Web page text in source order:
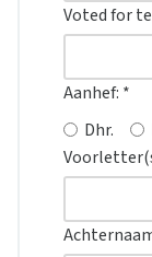
Voted for
Aanhef: *
Dhr.